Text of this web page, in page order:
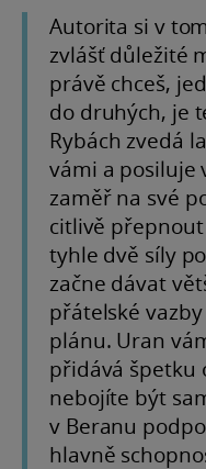
Autorita si v
zvlášť důležité
právě chceš,
do druhých, je
Rybách zvedá
vámi a posiluje
zaměř na své
citlivě
tyhle dvě síly
začne dávat
přátelské
plánu. Uran
přidává špetku
nebojíte být
v Beranu
hlavně